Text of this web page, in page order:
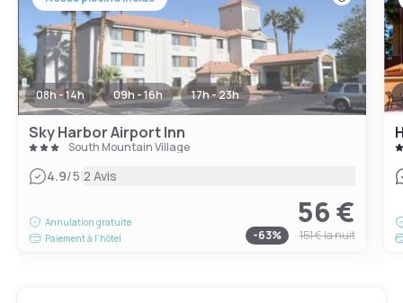
08h - 14h 09h - 16h 17h - 23h
Sky Harbor Airport Inn
South Mountain Village
4.9/5|2 Avis
Annulation gratuite
Paiement à l'hôtel
56 €
-63% 151 €la nuit